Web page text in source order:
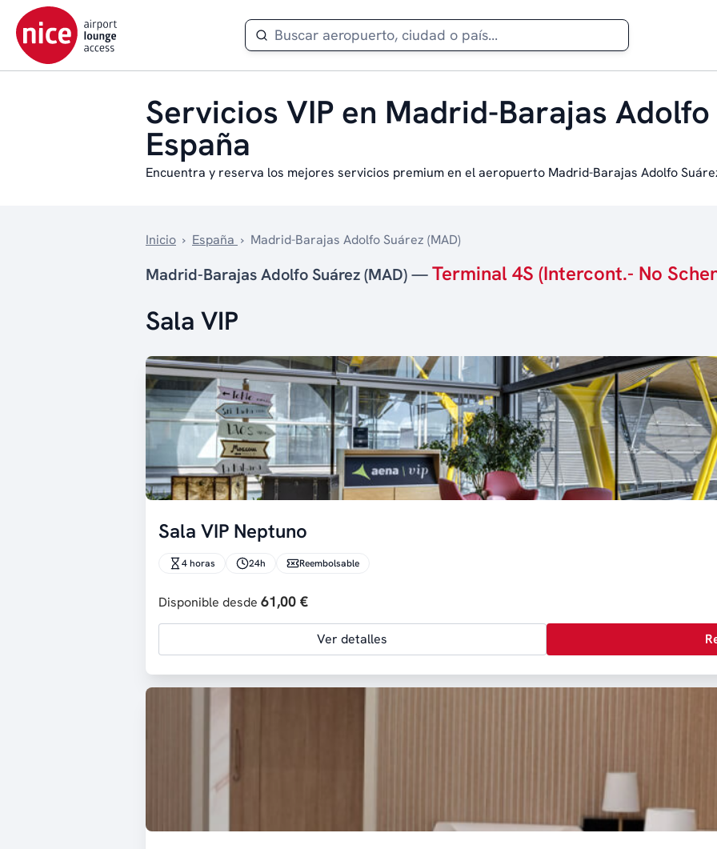
Servicios VIP en Madrid-Barajas Adolfo
España
Encuentra y reserva los mejores servicios premium en el aeropuerto Madrid-Barajas Adolfo
Inicio › España › Madrid-Barajas Adolfo Suárez (MAD)
Madrid-Barajas Adolfo Suárez (MAD) —Terminal 4S (Intercont.- No
Sala VIP
Sala VIP Neptuno
4 horas 24h Reembolsable
Disponible desde 61,00 €
Ver detalles